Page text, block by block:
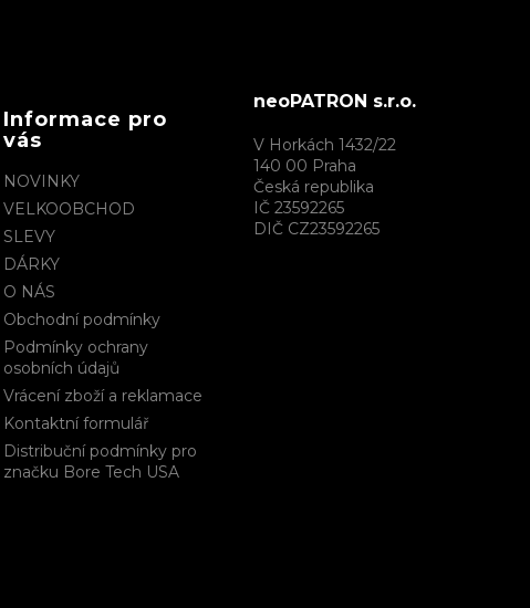
Informace pro
vás
NOVINKY
VELKOOBCHOD
SLEVY
DÁRKY
O NÁS
Obchodní podmínky
Podmínky ochrany
osobních údajů
Vrácení zboží a reklamace
Kontaktní formulář
Distribuční podmínky pro
značku Bore Tech USA
neoPATRON s.r.o.
V Horkách 1432/22
140 00 Praha
Česká republika
IČ 23592265
DIČ CZ23592265